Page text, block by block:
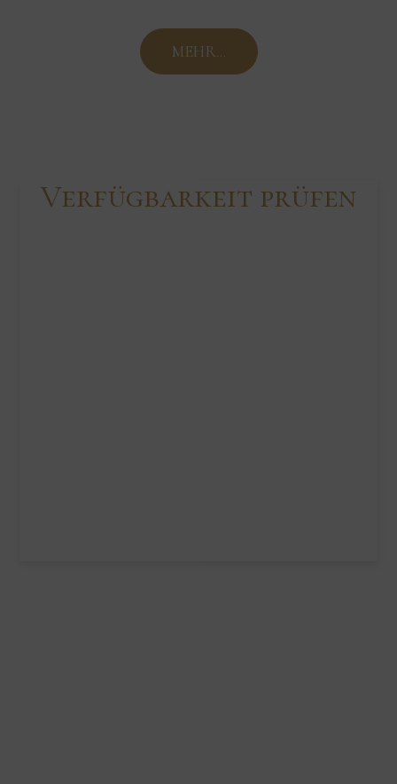
MEHR...
Verfügbarkeit prüfen